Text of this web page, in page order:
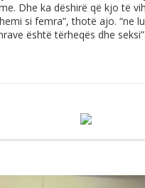
Dhe ka dëshirë që kjo të
si femra”, thotë ajo. “ne
është tërheqës dhe seksi”.